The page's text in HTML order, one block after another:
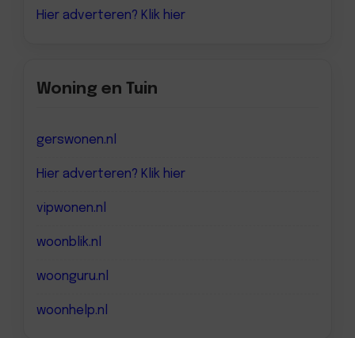
Hier adverteren? Klik hier
Woning en Tuin
gerswonen.nl
Hier adverteren? Klik hier
vipwonen.nl
woonblik.nl
woonguru.nl
woonhelp.nl